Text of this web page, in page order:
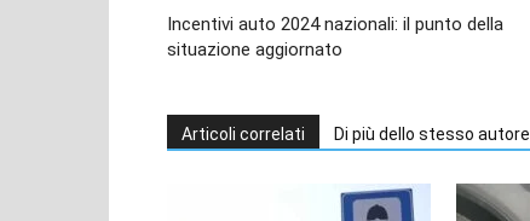
Incentivi auto 2024 nazionali: il punto della
situazione aggiornato
Articoli correlati Di più dello stesso autore